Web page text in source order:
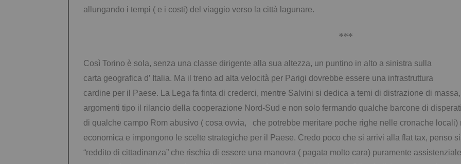
allungando i tempi ( e i costi) del viaggio verso la città lagunare.
***
Così Torino è sola, senza una classe dirigente alla sua altezza, un puntino in alto a sinistra sulla
carta geografica d’ Italia. Ma il treno ad alta velocità per Parigi dovrebbe essere una infrastruttura
cardine per il Paese. La Lega fa finta di crederci, mentre Salvini si dedica a temi di distrazione di
argomenti tipo il rilancio della cooperazione Nord-Sud e non solo fermando qualche barcone di
di qualche campo Rom abusivo ( cosa ovvia, che potrebbe meritare poche righe nelle cronache locali)
economica e impongono le scelte strategiche per il Paese. Credo poco che si arrivi alla flat tax, penso
“reddito di cittadinanza” che rischia di essere una manovra ( pagata molto cara) puramente